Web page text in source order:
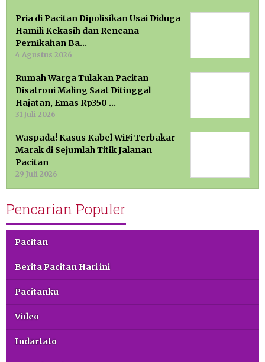
Pria di Pacitan Dipolisikan Usai Diduga
Hamili Kekasih dan Rencana
Pernikahan Ba…
4 Agustus 2026
Rumah Warga Tulakan Pacitan
Disatroni Maling Saat Ditinggal
Hajatan, Emas Rp350 …
31 Juli 2026
Waspada! Kasus Kabel WiFi Terbakar
Marak di Sejumlah Titik Jalanan
Pacitan
29 Juli 2026
Pencarian Populer
Pacitan
Berita Pacitan Hari ini
Pacitanku
Video
Indartato